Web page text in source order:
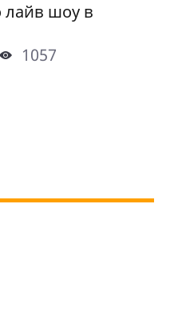
лайв шоу в
1057